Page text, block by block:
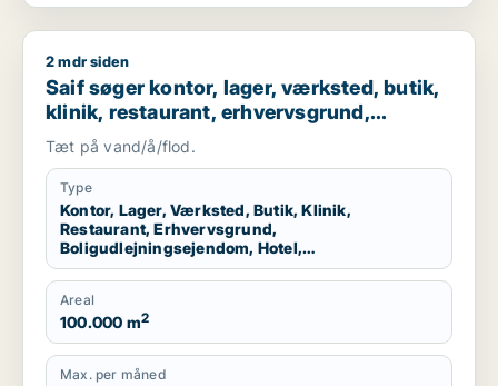
Saif søger kontor, lager, værksted, butik, klinik, restaurant,
2 mdr siden
Saif søger kontor, lager, værksted, butik,
klinik, restaurant, erhvervsgrund,
boligudlejningsejendom, hotel,
produktionslokaler eller garage til salg i
Storkøbenhavn
Tæt på vand/å/flod.
Type
Kontor, Lager, Værksted, Butik, Klinik,
Restaurant, Erhvervsgrund,
Boligudlejningsejendom, Hotel,
Produktionslokaler, Garage
Areal
100.000 m2
Max. per måned